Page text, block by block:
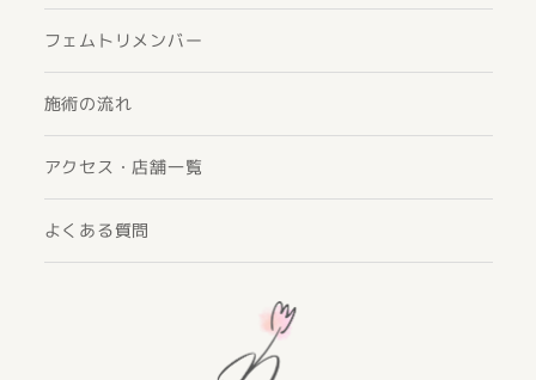
フェムトリメンバー
施術の流れ
アクセス・店舗一覧
よくある質問